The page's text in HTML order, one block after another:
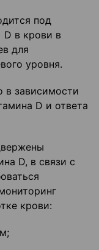
под
в крови в
для
уровня.
в зависимости
D и ответа
D, в связи с
крови: